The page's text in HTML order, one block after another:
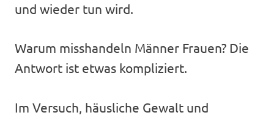
und wieder tun wird.
Warum misshandeln Männer Frauen? Die
Antwort ist etwas kompliziert.
Im Versuch, häusliche Gewalt und